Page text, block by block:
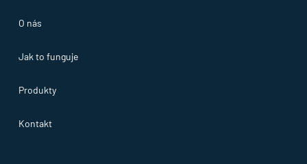
O nás
Jak to funguje
Produkty
Kontakt